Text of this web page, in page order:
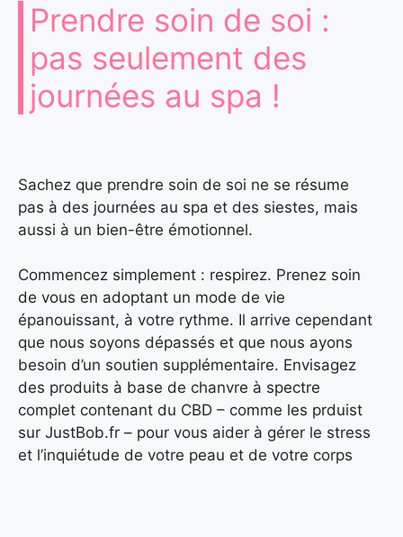
Prendre soin de soi :
pas seulement des
journées au spa !
Sachez que prendre soin de soi ne se résume
pas à des journées au spa et des siestes, mais
aussi à un bien-être émotionnel.
Commencez simplement : respirez. Prenez soin
de vous en adoptant un mode de vie
épanouissant, à votre rythme. Il arrive cependant
que nous soyons dépassés et que nous ayons
besoin d’un soutien supplémentaire. Envisagez
des produits à base de chanvre à spectre
complet contenant du CBD – comme les prduist
sur JustBob.fr – pour vous aider à gérer le stress
et l’inquiétude de votre peau et de votre corps